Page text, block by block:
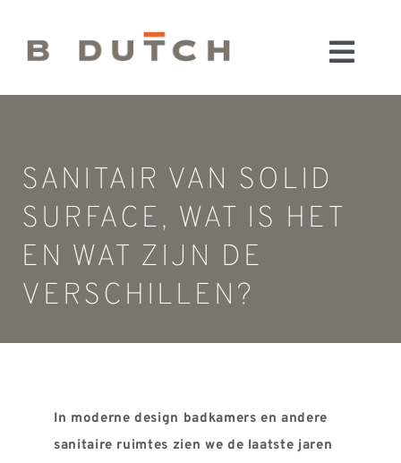
inhoud
HOME
KEUKENS
MATERIALEN
REVIEWS
INFO
SANITAIR VAN SOLID
SURFACE, WAT IS HET
EN WAT ZIJN DE
VERSCHILLEN?
In moderne design badkamers en andere
sanitaire ruimtes zien we de laatste jaren